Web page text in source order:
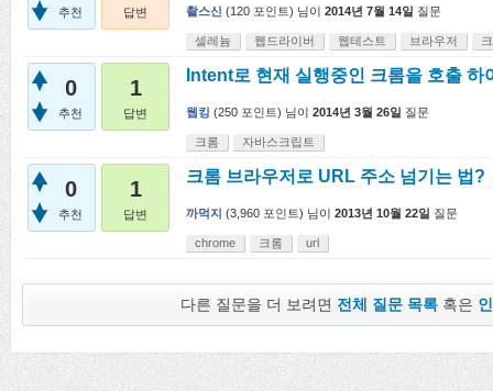
추천 답변 촬스신 (120 포인트) 님이 2014년 7월 14일 질문
셀레늄 웹드라이버 웹테스트 브라우저
0
추천
1
답변
Intent로 현재 실행중인 크롬을 호출
웹킹 (250 포인트) 님이 2014년 3월 26일 질문
크롬 자바스크립트
0
추천
1
답변
크롬 브라우저로 URL 주소 넘기는 법?
까먹지 (3,960 포인트) 님이 2013년 10월 22일 질문
chrome 크롬 url
다른 질문을 더 보려면 전체 질문 목록 혹은